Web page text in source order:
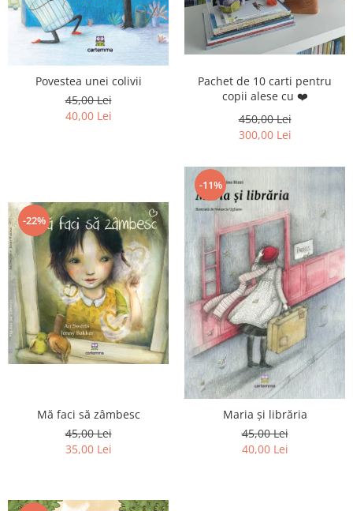
Povestea unei colivii
45,00 Lei
40,00 Lei
Pachet de 10 carti pentru
copii alese cu ❤️
450,00 Lei
300,00 Lei
-22%
Mă faci să zâmbesc
45,00 Lei
35,00 Lei
-11%
Maria și librăria
45,00 Lei
40,00 Lei